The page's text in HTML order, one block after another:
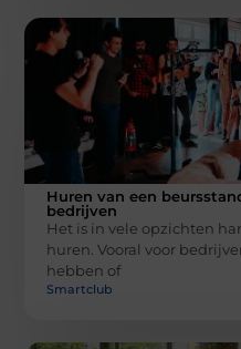
Huren van een
bedrijven
Het is in vele opzichten
huren. Vooral voor
hebben of
Smartclub